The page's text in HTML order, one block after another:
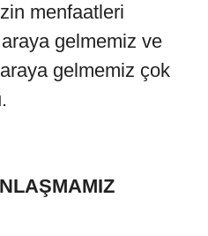
menfaatleri
gelmemiz ve
gelmemiz çok